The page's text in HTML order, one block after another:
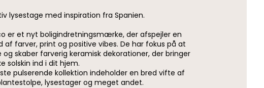
lysestage med inspiration fra Spanien.
er et nyt boligindretningsmærke, der afspejler en
af farver, print og positive vibes. De har fokus på at
og skaber farverig keramisk dekorationer, der bringer
solskin ind i dit hjem.
pulserende kollektion indeholder en bred vifte af
lysestager og meget andet.